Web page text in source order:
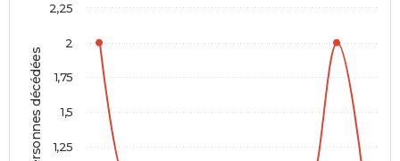
Personnes décédées 1,25
1,5
1,75
2
2,25